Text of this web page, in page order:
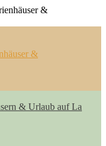
&
& Urlaub auf La